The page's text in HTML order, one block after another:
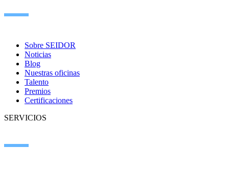
Sobre SEIDOR
Noticias
Blog
Nuestras oficinas
Talento
Premios
Certificaciones
SERVICIOS